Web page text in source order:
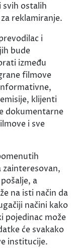
svih ostalih
reklamiranje.
i
bude
između
filmove
klijenti
dokumentarne
i sve
zainteresovan,
a
na isti način da
načini kako
pojedinac može
će svakako
institucije.